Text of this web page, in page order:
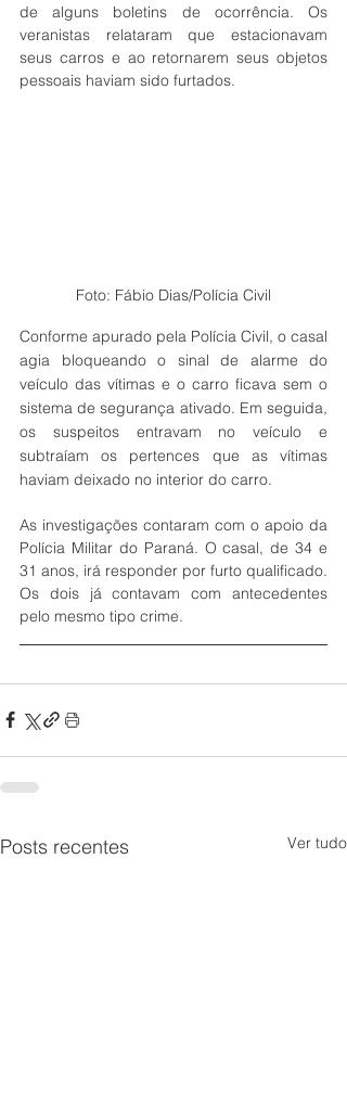
de alguns boletins de ocorrência. Os
veranistas relataram que estacionavam
seus carros e ao retornarem seus objetos
pessoais haviam sido furtados.
Foto: Fábio Dias/Polícia Civil
Conforme apurado pela Polícia Civil, o casal
agia bloqueando o sinal de alarme do
veículo das vítimas e o carro ficava sem o
sistema de segurança ativado. Em seguida,
os suspeitos entravam no veículo e
subtraíam os pertences que as vítimas
haviam deixado no interior do carro.
As investigações contaram com o apoio da
Polícia Militar do Paraná. O casal, de 34 e
31 anos, irá responder por furto qualificado.
Os dois já contavam com antecedentes
pelo mesmo tipo crime.
Posts recentes Ver tudo